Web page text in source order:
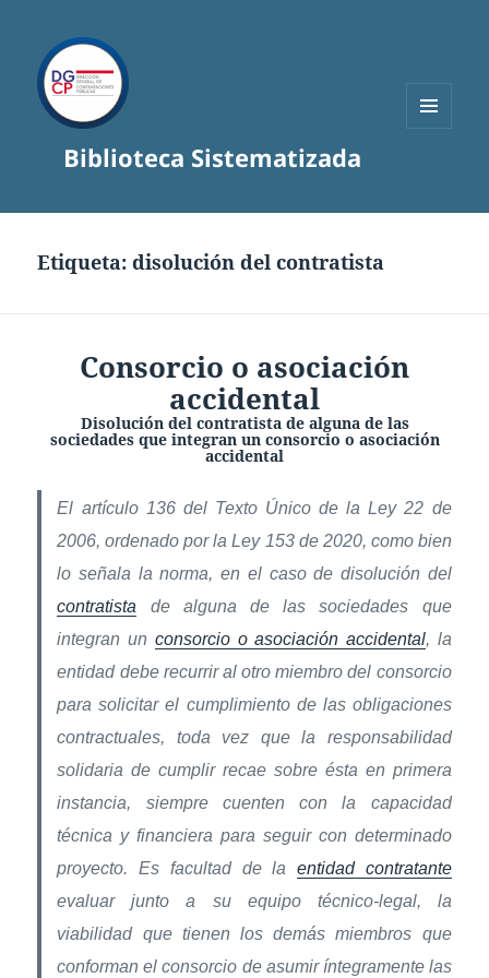
Biblioteca Sistematizada
Etiqueta:disolución del contratista
Consorcio o asociación
accidental
Disolución del contratista de alguna de las
sociedades que integran un consorcio o asociación
accidental
El artículo 136 del Texto Único de la Ley 22 de
2006, ordenado por la Ley 153 de 2020, como bien
lo señala la norma, en el caso de disolución del
contratista de alguna de las sociedades que
integran un consorcio o asociación accidental, la
entidad debe recurrir al otro miembro del consorcio
para solicitar el cumplimiento de las obligaciones
contractuales, toda vez que la responsabilidad
solidaria de cumplir recae sobre ésta en primera
instancia, siempre cuenten con la capacidad
técnica y financiera para seguir con determinado
proyecto. Es facultad de la entidad contratante
evaluar junto a su equipo técnico-legal, la
viabilidad que tienen los demás miembros que
conforman el consorcio de asumir íntegramente las